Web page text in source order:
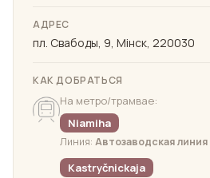
АДРЕС
пл. Свабоды, 9, Мiнск, 220030
КАК ДОБРАТЬСЯ
На метро/трамвае:
Niamiha
Линия: Автозаводская линия
Kastryčnickaja